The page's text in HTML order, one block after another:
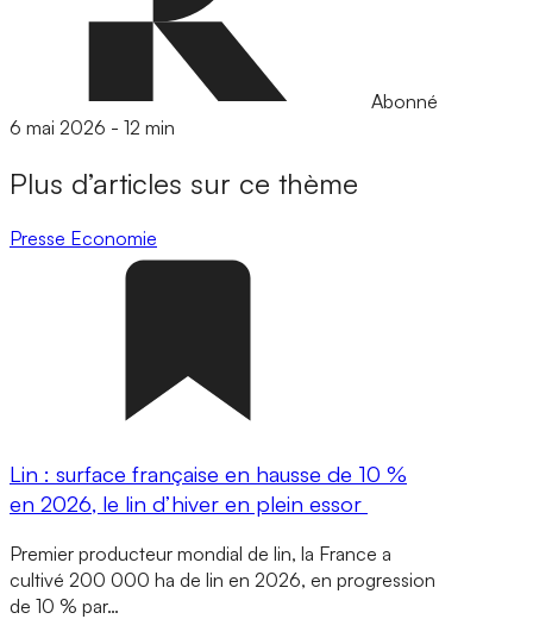
Abonné
6 mai 2026 - 12 min
Plus d’articles sur ce thème
Presse Economie
Lin : surface française en hausse de 10 %
en 2026, le lin d’hiver en plein essor
Premier producteur mondial de lin, la France a
cultivé 200 000 ha de lin en 2026, en progression
de 10 % par…